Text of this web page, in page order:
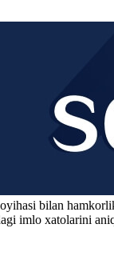
bilan
imlo xatolarini